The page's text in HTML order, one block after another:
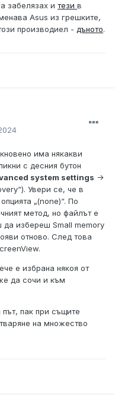
забелязах и тези в
Asus из грешките,
производиел - дъното.
има някакви
с десния бутон
system settings ->
Увери се, че в
„(none)“. По
метод, но файлът е
да избереш Small memory
отново. След това
е избрана някоя от
да сочи и към
пак при същите
на множество